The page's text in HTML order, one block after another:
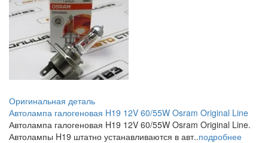
Оригинальная деталь
Автолампа галогеновая H19 12V 60/55W Osram Original Line
Автолампа галогеновая H19 12V 60/55W Osram Original Line.
Автолампы H19 штатно устанавливаются в авт..подробнее